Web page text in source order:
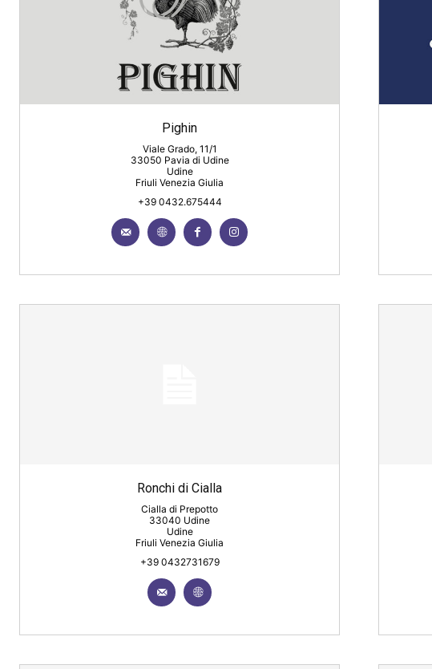
Pighin
Viale Grado, 11/1
33050 Pavia di Udine
Udine
Friuli Venezia Giulia
+39 0432.675444
Ronchi di Cialla
Cialla di Prepotto
33040 Udine
Udine
Friuli Venezia Giulia
+39 0432731679